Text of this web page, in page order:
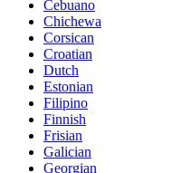
Cebuano
Chichewa
Corsican
Croatian
Dutch
Estonian
Filipino
Finnish
Frisian
Galician
Georgian